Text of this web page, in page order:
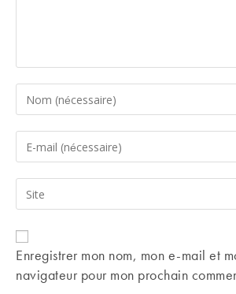
Enter
your
name
comment
Enter
your
email
address
comment
Saisir
l’URL
de
votre
(facultatif)
Enregistrer mon nom, mon e-mail et
navigateur pour mon prochain